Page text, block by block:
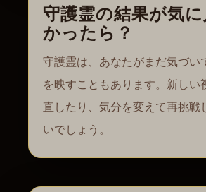
守護霊の結果が気
かったら？
守護霊は、あなたがまだ気づい
を映すこともあります。新しい
直したり、気分を変えて再挑戦
いでしょう。